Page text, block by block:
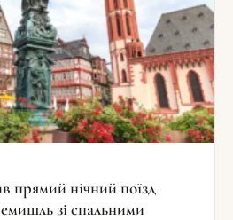
прямий нічний поїзд
зі спальними